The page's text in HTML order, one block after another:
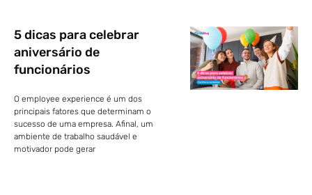
5 dicas para celebrar
aniversário de
funcionários
O employee experience é um dos
principais fatores que determinam o
sucesso de uma empresa. Afinal, um
ambiente de trabalho saudável e
motivador pode gerar